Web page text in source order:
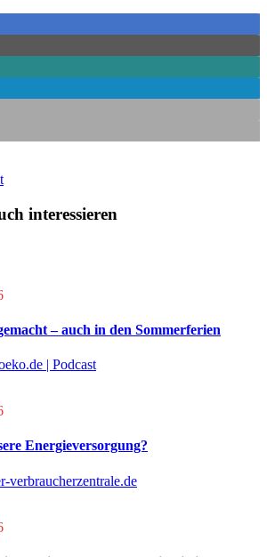
interessieren
– auch in den Sommerferien
Energieversorgung?